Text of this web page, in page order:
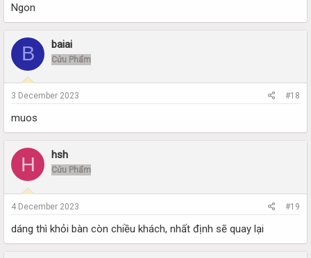
Ngon
B baiai
Cửu Phẩm
3 December 2023 #18
muos
H hsh
Cửu Phẩm
4 December 2023 #19
dáng thì khỏi bàn còn chiều khách, nhất định sẽ quay lại